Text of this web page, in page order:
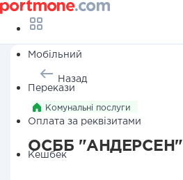
Мобільний
Перекази
Оплата за реквізитами
Кешбек
Назад
Комунальні послуги
ОСББ "АНДЕРСЕН"